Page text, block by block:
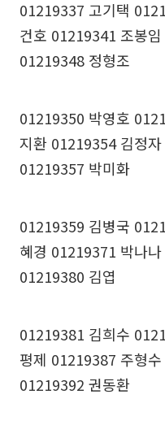
01219337 고기택
건호 01219341 조봉
01219348 정형조
01219350 박영호
지환 01219354 김정
01219357 박미화
01219359 김병국
혜경 01219371 박나
01219380 김엽
01219381 김희수
평제 01219387 주형
01219392 권동환